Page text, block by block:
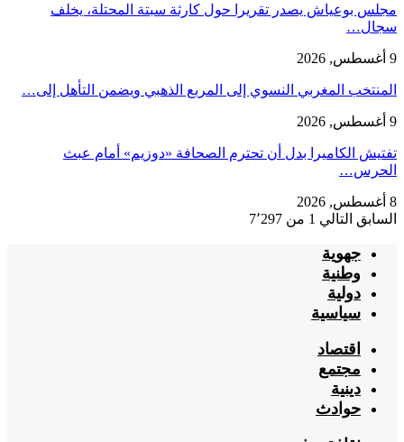
مجلس بوعياش يصدر تقريرا حول كارثة سبتة المحتلة، يخلف
سجال…
9 أغسطس, 2026
المنتخب المغربي النسوي إلى المربع الذهبي ويضمن التأهل إلى…
9 أغسطس, 2026
تفتيش الكاميرا بدل أن تحترم الصحافة «دوزيم» أمام عبث
الحرس…
8 أغسطس, 2026
السابق التالي 1 من 7٬297
جهوية
وطنية
دولية
سياسية
اقتصاد
مجتمع
دينية
حوادث